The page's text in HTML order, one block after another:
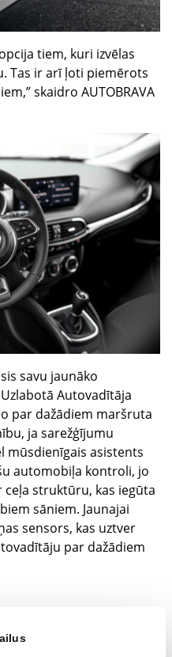
tiem, kuri izvēlas
Tas ir arī ļoti piemērots
skaidro AUTOBRAVA
savu jaunāko
Autovadītāja
par dažādiem maršruta
ja sarežģījumu
mūsdienīgais asistents
automobiļa kontroli, jo
struktūru, kas iegūta
sāniem. Jaunajai
sensors, kas uztver
par dažādiem